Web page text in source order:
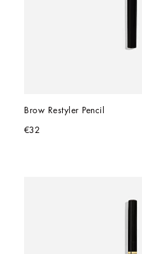
Brow Restyler Pencil
€32